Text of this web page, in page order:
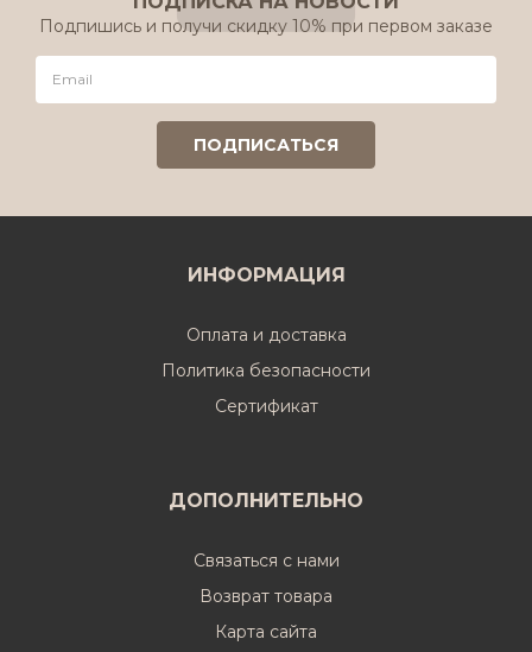
Подпишись и получи скидку 10% при первом заказе
ИНФОРМАЦИЯ
Оплата и доставка
Политика безопасности
Cертификат
ДОПОЛНИТЕЛЬНО
Связаться с нами
Возврат товара
Карта сайта